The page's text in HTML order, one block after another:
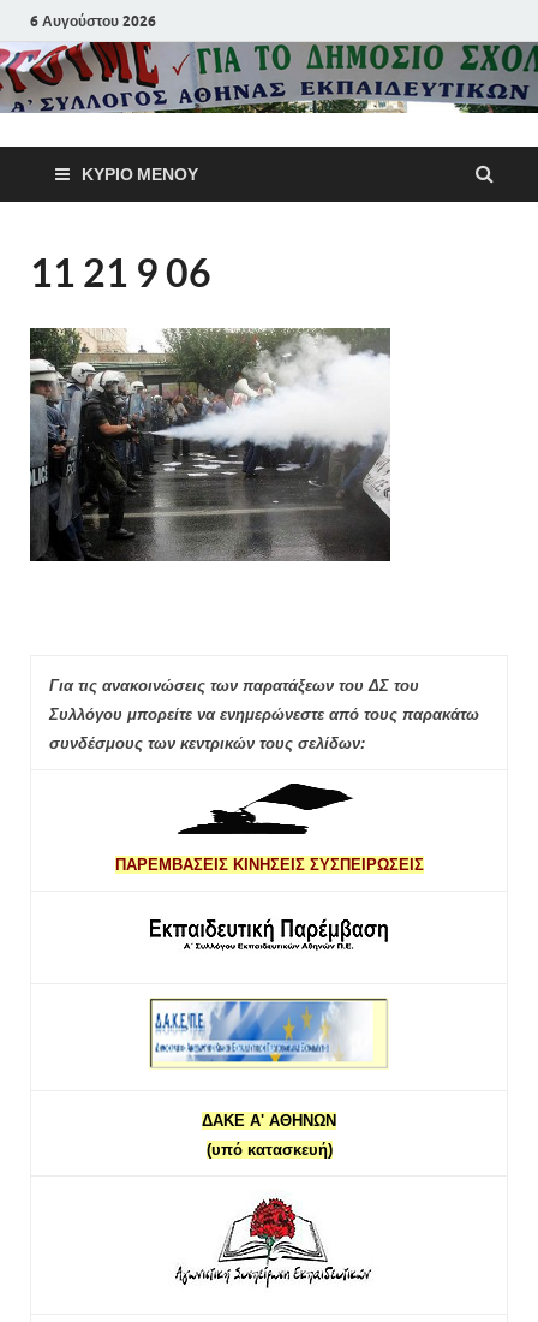
6 Αυγούστου 2026
Α΄
Αθηνών
ΚΎΡΙΟ ΜΕΝΟΎ
11 21 9 06
Για τις ανακοινώσεις των παρατάξεων του ΔΣ του
Συλλόγου μπορείτε να ενημερώνεστε από τους παρακάτω
συνδέσμους των κεντρικών τους σελίδων:
ΠΑΡΕΜΒΑΣΕΙΣ ΚΙΝΗΣΕΙΣ ΣΥΣΠΕΙΡΩΣΕΙΣ
ΔΑΚΕ Α' ΑΘΗΝΩΝ
(υπό κατασκευή)